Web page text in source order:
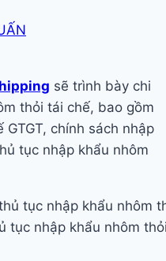
sẽ trình bày chi
thỏi tái chế, bao gồm
chính sách nhập
tục nhập khẩu nhôm
tục nhập khẩu nhôm